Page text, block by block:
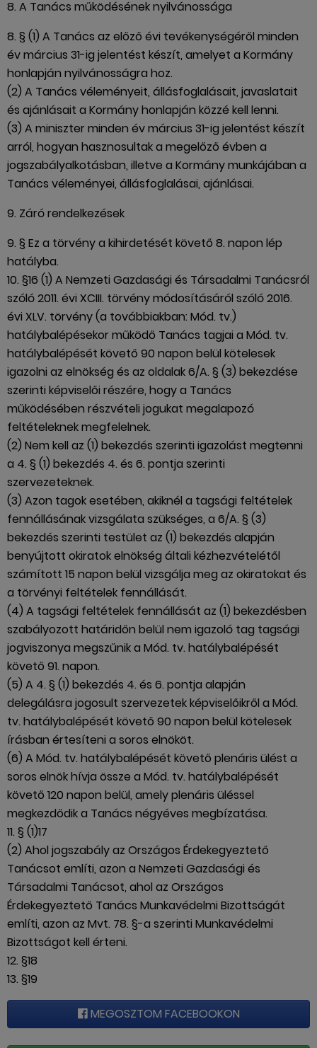
8. A Tanács működésének nyilvánossága
8. § (1) A Tanács az előző évi tevékenységéről minden
év március 31-ig jelentést készít, amelyet a Kormány
honlapján nyilvánosságra hoz.
(2) A Tanács véleményeit, állásfoglalásait, javaslatait
és ajánlásait a Kormány honlapján közzé kell lenni.
(3) A miniszter minden év március 31-ig jelentést készít
arról, hogyan hasznosultak a megelőző évben a
jogszabályalkotásban, illetve a Kormány munkájában a
Tanács véleményei, állásfoglalásai, ajánlásai.
9. Záró rendelkezések
9. § Ez a törvény a kihirdetését követő 8. napon lép
hatályba.
10. §16 (1) A Nemzeti Gazdasági és Társadalmi Tanácsról
szóló 2011. évi XCIII. törvény módosításáról szóló 2016.
évi XLV. törvény (a továbbiakban: Mód. tv.)
hatálybalépésekor működő Tanács tagjai a Mód. tv.
hatálybalépését követő 90 napon belül kötelesek
igazolni az elnökség és az oldalak 6/A. § (3) bekezdése
szerinti képviselői részére, hogy a Tanács
működésében részvételi jogukat megalapozó
feltételeknek megfelelnek.
(2) Nem kell az (1) bekezdés szerinti igazolást megtenni
a 4. § (1) bekezdés 4. és 6. pontja szerinti
szervezeteknek.
(3) Azon tagok esetében, akiknél a tagsági feltételek
fennállásának vizsgálata szükséges, a 6/A. § (3)
bekezdés szerinti testület az (1) bekezdés alapján
benyújtott okiratok elnökség általi kézhezvételétől
számított 15 napon belül vizsgálja meg az okiratokat és
a törvényi feltételek fennállását.
(4) A tagsági feltételek fennállását az (1) bekezdésben
szabályozott határidőn belül nem igazoló tag tagsági
jogviszonya megszűnik a Mód. tv. hatálybalépését
követő 91. napon.
(5) A 4. § (1) bekezdés 4. és 6. pontja alapján
delegálásra jogosult szervezetek képviselőikről a Mód.
tv. hatálybalépését követő 90 napon belül kötelesek
írásban értesíteni a soros elnököt.
(6) A Mód. tv. hatálybalépését követő plenáris ülést a
soros elnök hívja össze a Mód. tv. hatálybalépését
követő 120 napon belül, amely plenáris üléssel
megkezdődik a Tanács négyéves megbízatása.
11. § (1)17
(2) Ahol jogszabály az Országos Érdekegyeztető
Tanácsot említi, azon a Nemzeti Gazdasági és
Társadalmi Tanácsot, ahol az Országos
Érdekegyeztető Tanács Munkavédelmi Bizottságát
említi, azon az Mvt. 78. §-a szerinti Munkavédelmi
Bizottságot kell érteni.
12. §18
13. §19
MEGOSZTOM FACEBOOKON